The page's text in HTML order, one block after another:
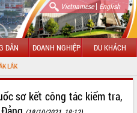
Vietnamese| English
DÂN DOANH NGHIỆP DU KHÁCH
sơ kết công tác kiểm tra,